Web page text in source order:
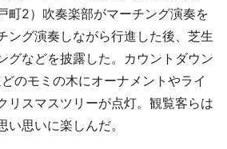
町2）吹奏楽部がマーチング演奏を
ング演奏しながら行進した後、芝生
グなどを披露した。カウントダウン
のモミの木にオーナメントやライ
リスマスツリーが点灯。観覧客らは
思いに楽しんだ。